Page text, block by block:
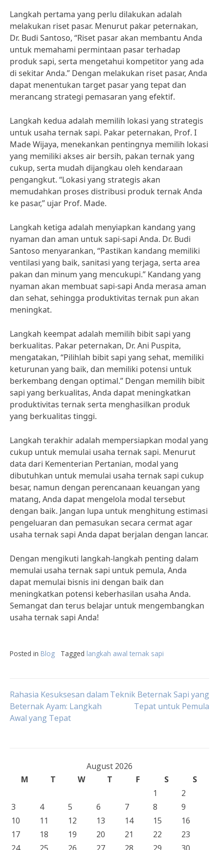
Langkah pertama yang perlu dilakukan adalah
melakukan riset pasar. Menurut pakar peternakan,
Dr. Budi Santoso, “Riset pasar akan membantu Anda
untuk memahami permintaan pasar terhadap
produk sapi, serta mengetahui kompetitor yang ada
di sekitar Anda.” Dengan melakukan riset pasar, Anda
dapat menentukan target pasar yang tepat dan
merancang strategi pemasaran yang efektif.
Langkah kedua adalah memilih lokasi yang strategis
untuk usaha ternak sapi. Pakar peternakan, Prof. I
Made Wijaya, menekankan pentingnya memilih lokasi
yang memiliki akses air bersih, pakan ternak yang
cukup, serta mudah dijangkau oleh kendaraan
pengangkut. “Lokasi yang strategis akan
memudahkan proses distribusi produk ternak Anda
ke pasar,” ujar Prof. Made.
Langkah ketiga adalah menyiapkan kandang yang
nyaman dan aman untuk sapi-sapi Anda. Dr. Budi
Santoso menyarankan, “Pastikan kandang memiliki
ventilasi yang baik, sanitasi yang terjaga, serta area
pakan dan minum yang mencukupi.” Kandang yang
nyaman akan membuat sapi-sapi Anda merasa aman
dan sehat, sehingga produktivitas ternak pun akan
meningkat.
Langkah keempat adalah memilih bibit sapi yang
berkualitas. Pakar peternakan, Dr. Ani Puspita,
mengatakan, “Pilihlah bibit sapi yang sehat, memiliki
keturunan yang baik, dan memiliki potensi untuk
berkembang dengan optimal.” Dengan memilih bibit
sapi yang berkualitas, Anda dapat meningkatkan
produktivitas ternak serta menghasilkan produk
yang berkualitas tinggi.
Langkah terakhir adalah mempersiapkan modal yang
cukup untuk memulai usaha ternak sapi. Menurut
data dari Kementerian Pertanian, modal yang
dibutuhkan untuk memulai usaha ternak sapi cukup
besar, namun dengan perencanaan keuangan yang
matang, Anda dapat mengelola modal tersebut
dengan baik. Jangan lupa untuk menghitung estimasi
pengeluaran dan pemasukan secara cermat agar
usaha ternak sapi Anda dapat berjalan dengan lancar.
Dengan mengikuti langkah-langkah penting dalam
memulai usaha ternak sapi untuk pemula, Anda
dapat memulai bisnis ini dengan baik dan
meningkatkan potensi keberhasilan usaha Anda.
Semangat dan terus belajar untuk mengembangkan
usaha ternak sapi Anda!
Posted in Blog Tagged langkah awal ternak sapi
Post
navigation
Rahasia Kesuksesan dalam
Beternak Ayam: Langkah
Awal yang Tepat
Teknik Beternak Sapi yang
Tepat untuk Pemula
August 2026
M
T W T F S
S
1
2
3
4 5 6 7 8
9
10
11 12 13 14 15
16
17
18 19 20 21 22
23